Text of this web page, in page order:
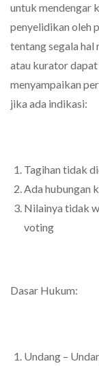
untuk mendengar
penyelidikan oleh
tentang segala
atau kurator
menyampaikan
jika ada indikasi:
Tagihan tidak
Ada hubungan
Nilainya tidak
voting
Dasar Hukum:
Undang –